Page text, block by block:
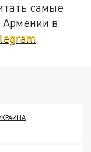
самые
в